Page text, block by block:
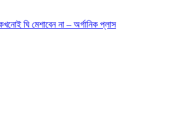
ঘি মেশাবেন না – অর্গানিক প্লাস